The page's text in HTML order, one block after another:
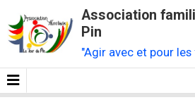
Association
Pin
"Agir avec et pour